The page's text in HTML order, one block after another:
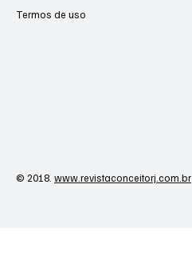
Termos de uso
© 2018. www.revistaconceitorj.com.br